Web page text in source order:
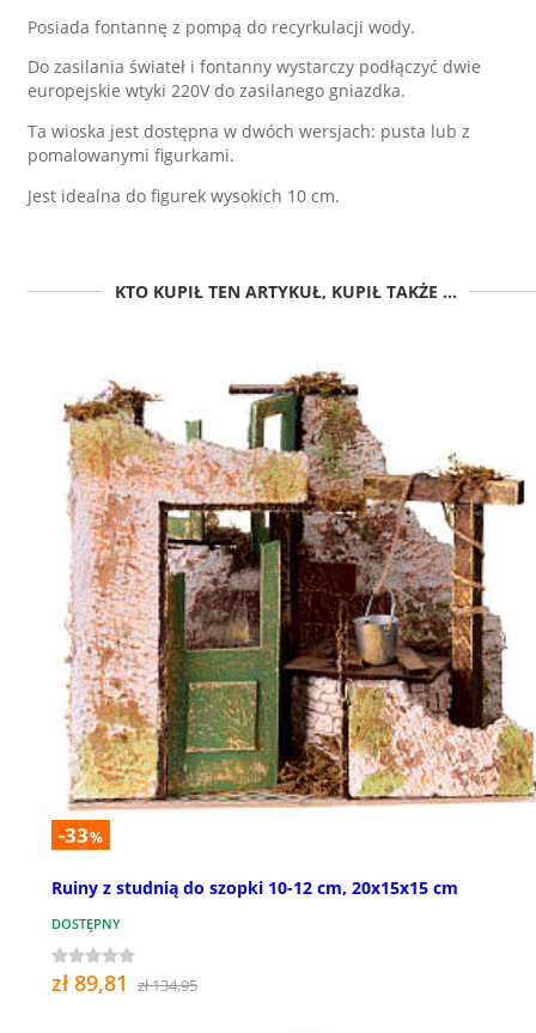
Posiada fontannę z pompą do recyrkulacji wody.
Do zasilania świateł i fontanny wystarczy podłączyć dwie
europejskie wtyki 220V do zasilanego gniazdka.
Ta wioska jest dostępna w dwóch wersjach: pusta lub z
pomalowanymi figurkami.
Jest idealna do figurek wysokich 10 cm.
KTO KUPIŁ TEN ARTYKUŁ, KUPIŁ TAKŻE ...
-33%
Ruiny z studnią do szopki 10-12 cm, 20x15x15 cm
DOSTĘPNY
zł 89,81 zł 134,95